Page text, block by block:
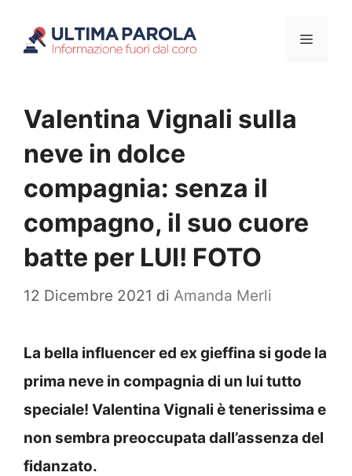
Menu
Valentina Vignali sulla
neve in dolce
compagnia: senza il
compagno, il suo cuore
batte per LUI! FOTO
12 Dicembre 2021 di Amanda Merli
La bella influencer ed ex gieffina si gode la
prima neve in compagnia di un lui tutto
speciale! Valentina Vignali è tenerissima e
non sembra preoccupata dall’assenza del
fidanzato.